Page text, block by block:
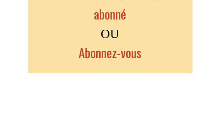
abonné
OU
Abonnez-vous